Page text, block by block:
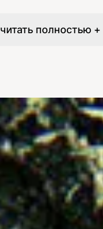
читать полностью +